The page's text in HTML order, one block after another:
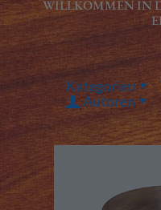
Kategorien
Autoren